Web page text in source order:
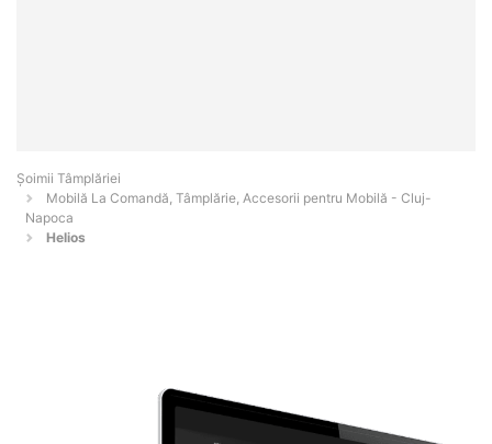
Șoimii Tâmplăriei
Mobilă La Comandă, Tâmplărie, Accesorii pentru Mobilă - Cluj-
Napoca
Helios